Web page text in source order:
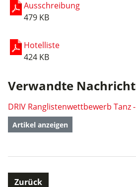
Ausschreibung
479 KB
Hotelliste
424 KB
Verwandte
DRIV Ranglistenwettbewerb Tanz
Artikel anzeigen
Zurück